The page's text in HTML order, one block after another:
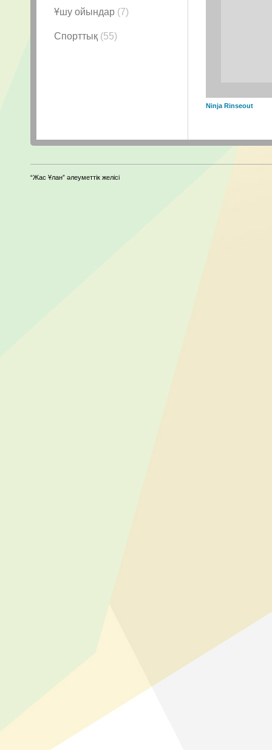
Ұшу ойындар (7)
Спорттық (55)
Ninja Rinseout
“Жас Ұлан” әлеуметтік желісі